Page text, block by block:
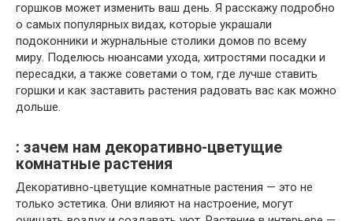
горшков может изменить ваш день. Я расскажу подробно
о самых популярных видах, которые украшали
подоконники и журнальные столики домов по всему
миру. Поделюсь нюансами ухода, хитростями посадки и
пересадки, а также советами о том, где лучше ставить
горшки и как заставить растения радовать вас как можно
дольше.
: зачем нам декоративно-цветущие
комнатные растения
Декоративно-цветущие комнатные растения — это не
только эстетика. Они влияют на настроение, могут